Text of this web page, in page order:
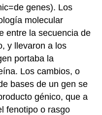
genes). Los
molecular
entre la secuencia de
y llevaron a los
portaba la
Los cambios, o
bases de un gen se
génico, que a
fenotipo o rasgo